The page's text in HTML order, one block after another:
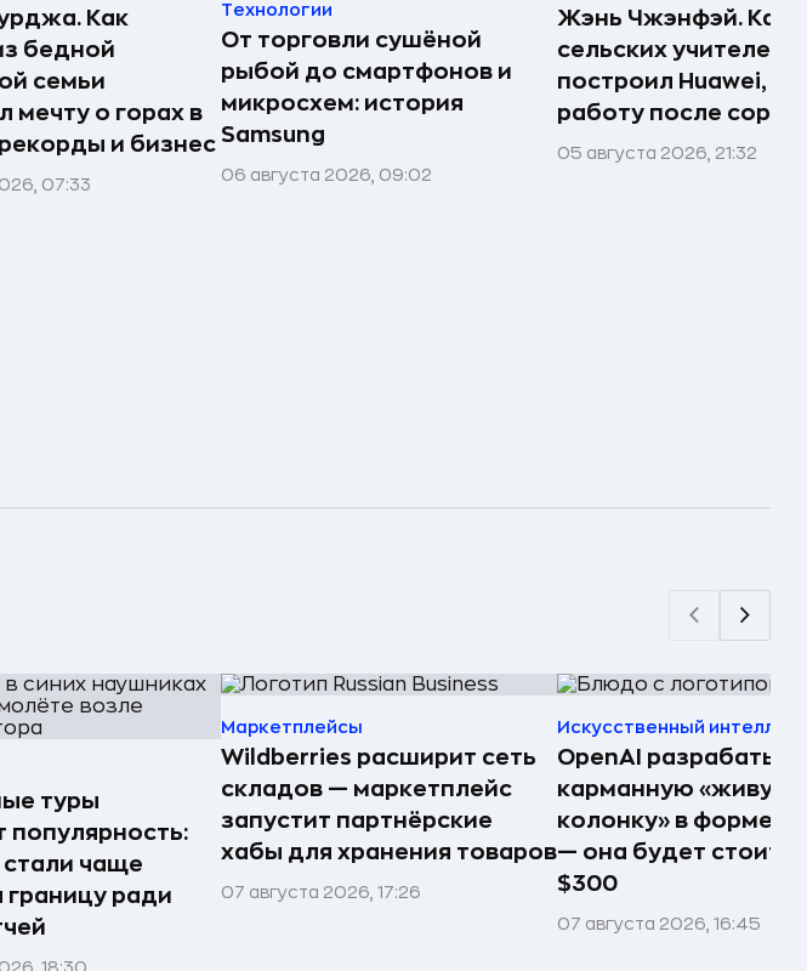
Как
бедной
семьи
мечту о горах в
и бизнес
07:33
Технологии
От торговли сушёной
рыбой до смартфонов и
микросхем: история
Samsung
06 августа 2026, 09:02
Жэнь Чжэнфэй. Как
сельских учителей
построил Huawei,
работу после
05 августа 2026, 21:32
туры
популярность:
стали чаще
границу ради
18:30
Маркетплейсы
Wildberries расширит сеть
складов — маркетплейс
запустит партнёрские
хабы для хранения товаров
07 августа 2026, 17:26
Искусственный
OpenAI
карманную «живую
колонку» в форме
— она будет стоить
$300
07 августа 2026, 16:45